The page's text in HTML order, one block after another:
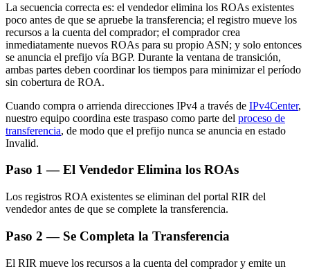
La secuencia correcta es: el vendedor elimina los ROAs existentes
poco antes de que se apruebe la transferencia; el registro mueve los
recursos a la cuenta del comprador; el comprador crea
inmediatamente nuevos ROAs para su propio ASN; y solo entonces
se anuncia el prefijo vía BGP. Durante la ventana de transición,
ambas partes deben coordinar los tiempos para minimizar el período
sin cobertura de ROA.
Cuando compra o arrienda direcciones IPv4 a través de IPv4Center,
nuestro equipo coordina este traspaso como parte del proceso de
transferencia, de modo que el prefijo nunca se anuncia en estado
Invalid.
Paso 1 — El Vendedor Elimina los ROAs
Los registros ROA existentes se eliminan del portal RIR del
vendedor antes de que se complete la transferencia.
Paso 2 — Se Completa la Transferencia
El RIR mueve los recursos a la cuenta del comprador y emite un